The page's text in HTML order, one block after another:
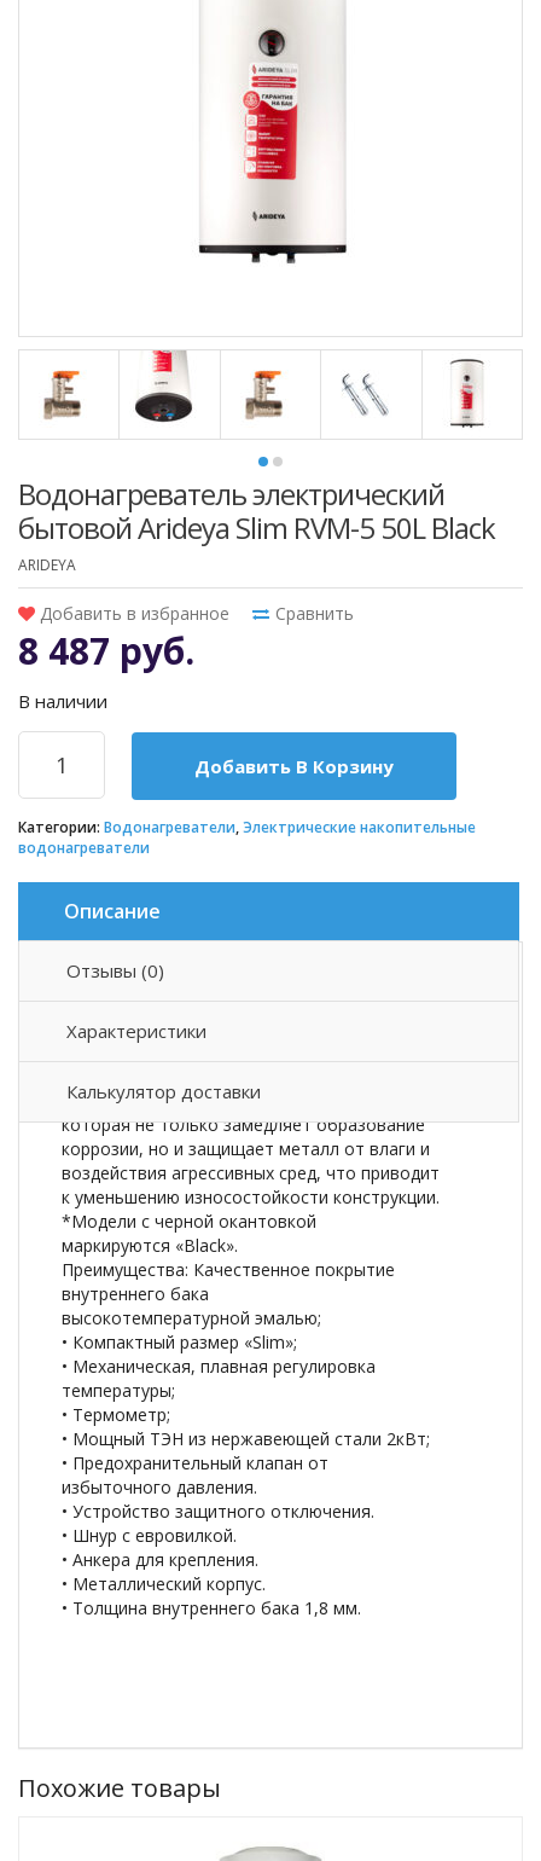
Водонагреватель электрический
бытовой Arideya Slim RVM-5 50L Black
ARIDEYA
Добавить в избранное Сравнить
8 487 руб.
В наличии
Добавить В Корзину
Категории: Водонагреватели,Электрические накопительные
водонагреватели
Описание
Отзывы (0)
Характеристики
Калькулятор доставки
Описание товара
модели заключается в качественной эмали,
которая не только замедляет образование
коррозии, но и защищает металл от влаги и
воздействия агрессивных сред, что приводит
к уменьшению износостойкости конструкции.
*Модели с черной окантовкой
маркируются «Black».
Преимущества: Качественное покрытие
внутреннего бака
высокотемпературной эмалью;
• Компактный размер «Slim»;
• Механическая, плавная регулировка
температуры;
• Термометр;
• Мощный ТЭН из нержавеющей стали 2кВт;
• Предохранительный клапан от
избыточного давления.
• Устройство защитного отключения.
• Шнур с евровилкой.
• Анкера для крепления.
• Металлический корпус.
• Толщина внутреннего бака 1,8 мм.
Похожие товары